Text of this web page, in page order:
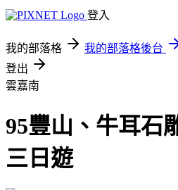
登入
我的部落格 我的部落格後台
登出
雲嘉南
95豐山、牛耳石
三日遊